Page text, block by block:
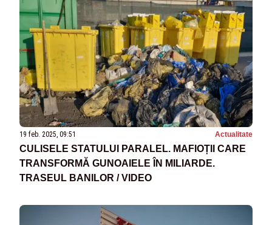
19 feb. 2025, 09:51 Actualitate
CULISELE STATULUI PARALEL. MAFIOȚII CARE
TRANSFORMĂ GUNOAIELE ÎN MILIARDE.
TRASEUL BANILOR / VIDEO